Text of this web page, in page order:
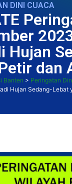
DINI CUACA
Hujan
dan
Banten > Peringatan
Hujan Sedang-Lebat